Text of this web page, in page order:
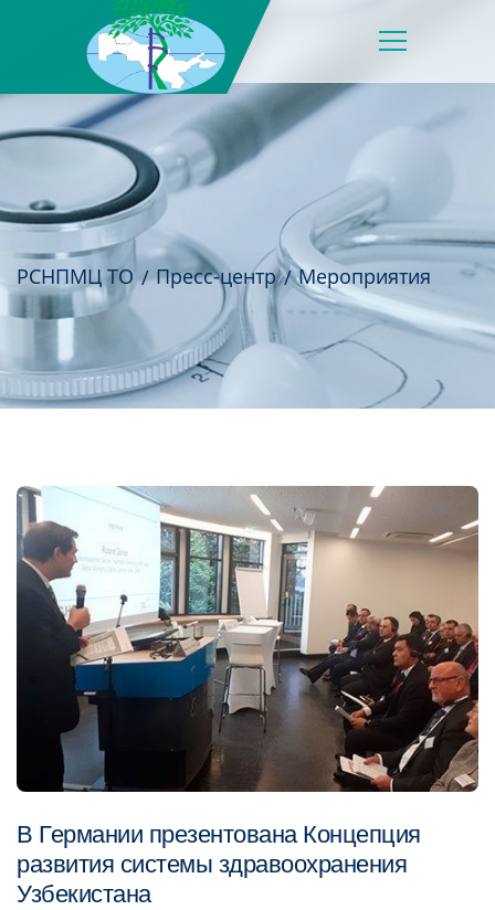
РСНПМЦ ТО Пресс-центр Мероприятия
В Германии презентована Концепция
развития системы здравоохранения
Узбекистана